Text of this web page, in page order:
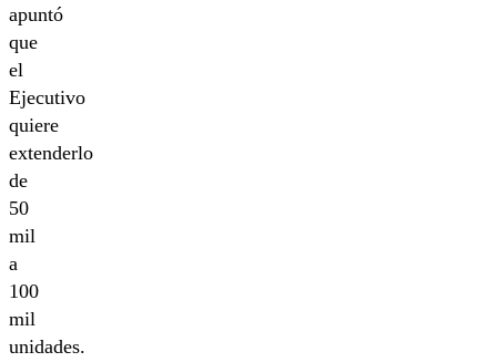
apuntó
que
el
Ejecutivo
quiere
extenderlo
de
50
mil
a
100
mil
unidades.